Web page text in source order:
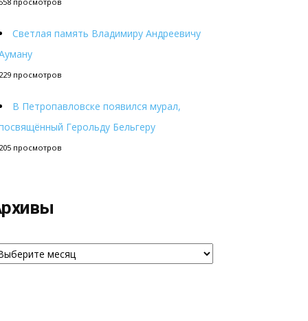
Светлая память Владимиру Андреевичу
просмотров
В Петропавловске появился мурал,
Герольду Бельгеру
просмотров